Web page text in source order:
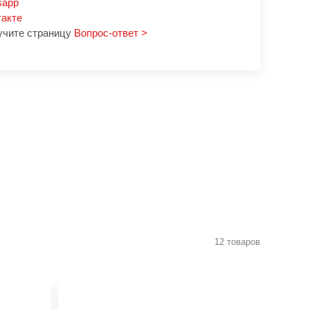
страницу Вопрос-ответ >
12 товаров